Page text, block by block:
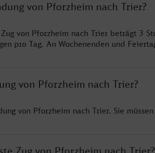
von Pforzheim nach Trier?
von Pforzheim nach Trier beträgt 3
pro Tag. An Wochenenden und
von Pforzheim nach Trier?
von Pforzheim nach Trier. Sie
Zug von Pforzheim nach Trier?